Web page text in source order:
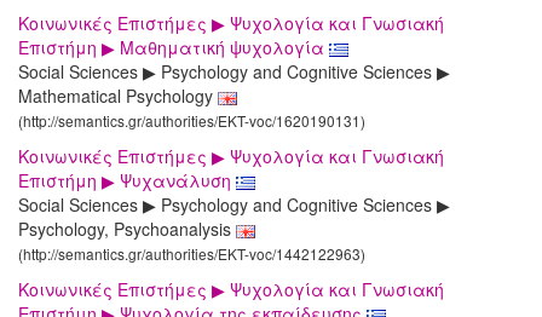
Κοινωνικές Επιστήμες ▶ Ψυχολογία και Γνωσιακή
Επιστήμη ▶ Μαθηματική ψυχολογία
Social Sciences ▶ Psychology and Cognitive Sciences ▶
Mathematical Psychology
(http://semantics.gr/authorities/EKT-voc/1620190131)
Κοινωνικές Επιστήμες ▶ Ψυχολογία και Γνωσιακή
Επιστήμη ▶ Ψυχανάλυση
Social Sciences ▶ Psychology and Cognitive Sciences ▶
Psychology, Psychoanalysis
(http://semantics.gr/authorities/EKT-voc/1442122963)
Κοινωνικές Επιστήμες ▶ Ψυχολογία και Γνωσιακή